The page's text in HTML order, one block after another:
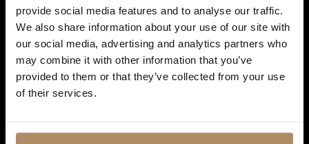
provide social media features and to analyse our traffic.
We also share information about your use of our site with
our social media, advertising and analytics partners who
may combine it with other information that you’ve
provided to them or that they’ve collected from your use
of their services.
Ved påmelding godkjenner du at De Historiske lagrer kontaktinformasjonen
du gir oss, og at vi sender deg nyhetsbrev om våre produkter og tjenester. Du
kan oppheve abonnementet når som helst. Hvis du vil ha mer informasjon
om vår praksis for personvern og hvordan vi forplikter oss til å beskytte ditt
personvern, kan du se våre retningslinjer